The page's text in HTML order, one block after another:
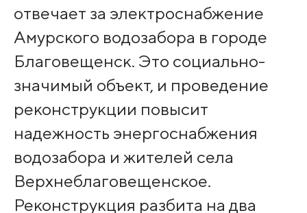
отвечает за электроснабжение
Амурского водозабора в городе
Благовещенск. Это социально-
значимый объект, и проведение
реконструкции повысит
надежность энергоснабжения
водозабора и жителей села
Верхнеблаговещенское.
Реконструкция разбита на два